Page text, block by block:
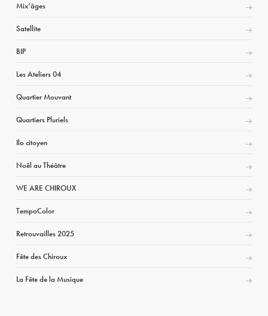
Mix’âges
Satellite
BIP
Les Ateliers 04
Quartier Mouvant
Quartiers Pluriels
Ilo citoyen
Noël au Théâtre
WE ARE CHIROUX
TempoColor
Retrouvailles 2025
Fête des Chiroux
La Fête de la Musique